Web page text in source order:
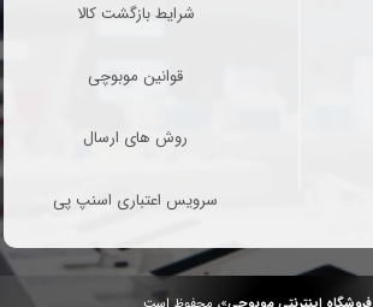
شرایط بازگشت کالا
قوانین موبوچی
روش های ارسال
سرویس اعتباری اسنپ پی